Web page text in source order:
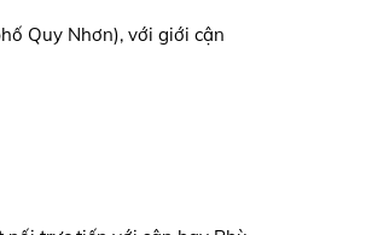
Quy Nhơn), với giới cận